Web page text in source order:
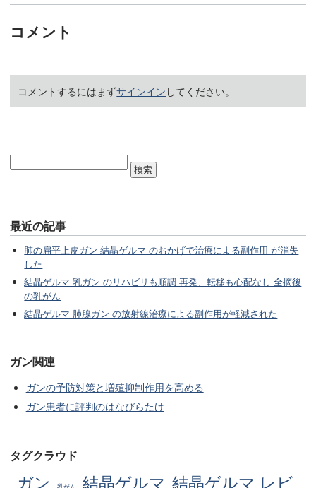
コメント
コメントするにはまずサインイン してください。
最近の記事
肺の扁平上皮ガン 結晶ゲルマ のおかげで治療による副作用 が消失
した
結晶ゲルマ 乳ガン のリハビリも順調 再発、転移も心配なし 全摘後
の乳がん
結晶ゲルマ 肺腺ガン の放射線治療による副作用が軽減された
ガン関連
ガンの予防対策と増殖抑制作用を高める
ガン患者に評判のはなびらたけ
タグクラウド
ガン 結晶ゲルマ 結晶ゲルマ レビ